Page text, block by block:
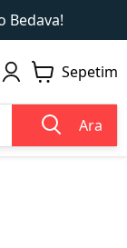
Bedava!
Sepetim
Ara